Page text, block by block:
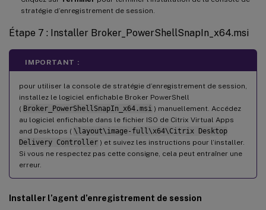
stratégie d’enregistrement de session.
Étape 7 : Installer Broker_PowerShellSnapIn_x64.msi
IMPORTANT :
pour utiliser la console de stratégie d’enregistrement de session,
installez le logiciel enfichable Broker PowerShell
( Broker_PowerShellSnapIn_x64.msi ) manuellement. Accédez
au logiciel enfichable dans le fichier ISO de Citrix Virtual Apps
and Desktops ( \layout\image-full\x64\Citrix Desktop
Delivery Controller ) et suivez les instructions pour l’installer.
Si vous ne respectez pas cette consigne, cela peut entraîner une
erreur.
Installer l’agent d’enregistrement de session